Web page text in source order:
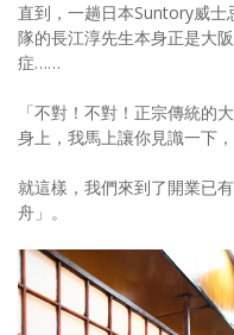
直到，一趟日本Suntory威
隊的長江淳先生本身正是大
症……
「不對！不對！正宗傳統的
身上，我馬上讓你見識一下
就這樣，我們來到了開業已
舟」。